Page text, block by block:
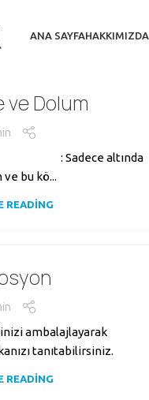
ANA SAYFAHAKKIMIZDA
ve Dolum
Sadece altında
bu kö...
READING
ambalajlayarak
tanıtabilirsiniz.
READING